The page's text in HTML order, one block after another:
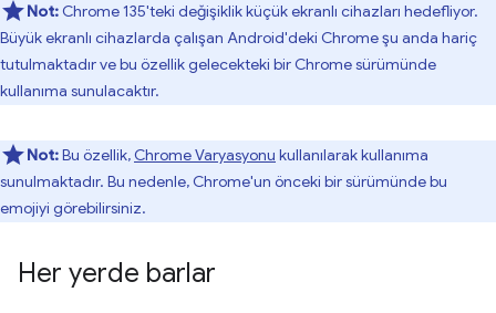
Not: Chrome 135'teki değişiklik küçük ekranlı cihazları hedefliyor.
Büyük ekranlı cihazlarda çalışan Android'deki Chrome şu anda hariç
tutulmaktadır ve bu özellik gelecekteki bir Chrome sürümünde
kullanıma sunulacaktır.
Not:Bu özellik, Chrome Varyasyonu kullanılarak kullanıma
sunulmaktadır. Bu nedenle, Chrome'un önceki bir sürümünde bu
emojiyi görebilirsiniz.
Her yerde barlar